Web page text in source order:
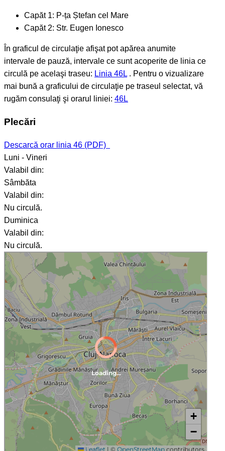
Capăt 1: P-ța Ștefan cel Mare
Capăt 2: Str. Eugen Ionesco
În graficul de circulaţie afişat pot apărea anumite
intervale de pauză, intervale ce sunt acoperite de linia ce
circulă pe acelaşi traseu: Linia 46L . Pentru o vizualizare
mai bună a graficului de circulaţie pe traseul selectat, vă
rugăm consulaţi şi orarul liniei: 46L
Plecări
Descarcă orar linia 46 (PDF)
Luni - Vineri
Valabil din:
Sâmbăta
Valabil din:
Nu circulă.
Duminica
Valabil din:
Nu circulă.